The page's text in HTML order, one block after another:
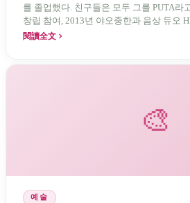
를 졸업했다. 친구들은 모두 그를 PUTA라
창립 참여, 2013년 야오중한과 음상 듀오
TouchDesignerTW 공동 운영, 2018년 노이
閱讀全文
🎨
예술